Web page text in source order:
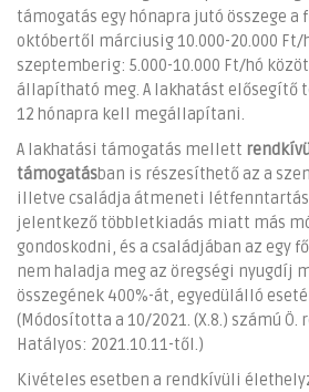
támogatás egy hónapra jutó összege a
októbertől márciusig 10.000-20.000 Ft/
szeptemberig: 5.000-10.000 Ft/hó
állapítható meg. A lakhatást elősegítő
12 hónapra kell megállapítani.
A lakhatási támogatás mellett
támogatásban is részesíthető az a
illetve családja átmeneti
jelentkező többletkiadás miatt más
gondoskodni, és a családjában az egy
nem haladja meg az öregségi nyugdíj
összegének 400%-át, egyedülálló
(Módosította a 10/2021. (X.8.) számú Ö.
Hatályos: 2021.10.11-től.)
Kivételes esetben a rendkívüli